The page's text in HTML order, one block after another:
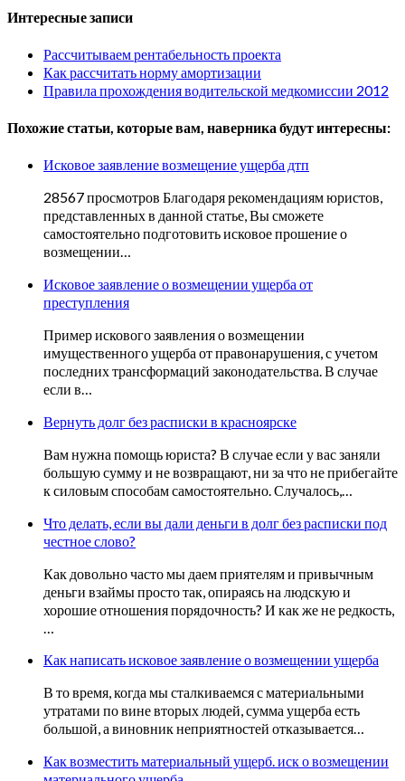
Интересные записи
Рассчитываем рентабельность проекта
Как рассчитать норму амортизации
Правила прохождения водительской медкомиссии 2012
Похожие статьи, которые вам, наверника будут интересны:
Исковое заявление возмещение ущерба дтп
28567 просмотров Благодаря рекомендациям юристов,
представленных в данной статье, Вы сможете
самостоятельно подготовить исковое прошение о
возмещении…
Исковое заявление о возмещении ущерба от
преступления
Пример искового заявления о возмещении
имущественного ущерба от правонарушения, с учетом
последних трансформаций законодательства. В случае
если в…
Вернуть долг без расписки в красноярске
Вам нужна помощь юриста? В случае если у вас заняли
большую сумму и не возвращают, ни за что не прибегайте
к силовым способам самостоятельно. Случалось,…
Что делать, если вы дали деньги в долг без расписки под
честное слово?
Как довольно часто мы даем приятелям и привычным
деньги взаймы просто так, опираясь на людскую и
хорошие отношения порядочность? И как же не редкость,
…
Как написать исковое заявление о возмещении ущерба
В то время, когда мы сталкиваемся с материальными
утратами по вине вторых людей, сумма ущерба есть
большой, а виновник неприятностей отказывается…
Как возместить материальный ущерб. иск о возмещении